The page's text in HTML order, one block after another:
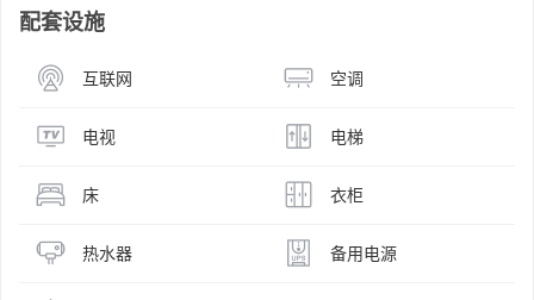
配套设施
互联网 空调
电视 电梯
床 衣柜
热水器 备用电源